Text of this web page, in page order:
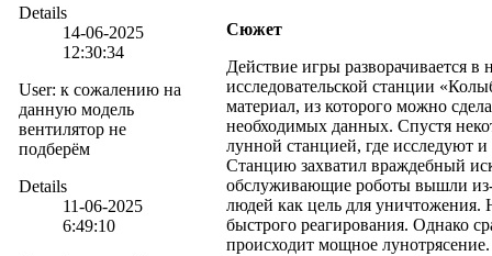
Details
14-06-2025
12:30:34
User: к сожалению на
данную модель
вентилятор не
подберём
Details
11-06-2025
6:49:10
Сюжет
Действие игры разворачивается
исследовательской станции
материал, из которого можно
необходимых данных. Спустя
лунной станцией, где исследуют
Станцию захватил враждебный
обслуживающие роботы вышли
людей как цель для уничтожения.
быстрого реагирования. Однако
происходит мощное